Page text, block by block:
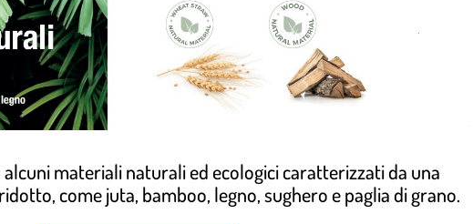
materiali naturali ed ecologici caratterizzati da una
come juta, bamboo, legno, sughero e paglia di grano.